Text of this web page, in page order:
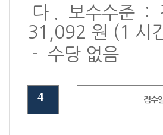
다
보수수준 :
31,092 원 (1
시
- 수당 없음
4 접수